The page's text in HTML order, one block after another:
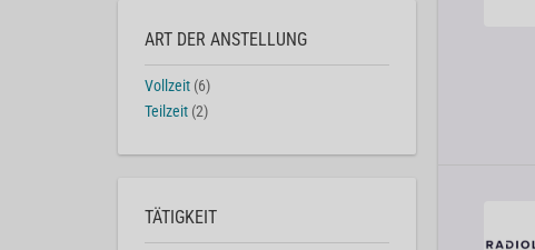
ART DER ANSTELLUNG
Vollzeit (6)
Teilzeit (2)
TÄTIGKEIT